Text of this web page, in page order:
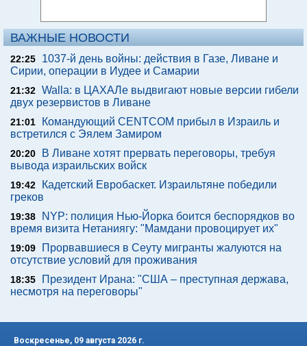
ВАЖНЫЕ НОВОСТИ
22:25
1037-й день войны: действия в Газе, Ливане и
Сирии, операции в Иудее и Самарии
21:32 Walla: в ЦАХАЛе выдвигают новые версии гибели
двух резервистов в Ливане
21:01
Командующий CENTCOM прибыл в Израиль и
встретился с Эялем Замиром
20:20
В Ливане хотят прервать переговоры, требуя
вывода израильских войск
19:42
Кадетский Евробаскет. Израильтяне победили
греков
19:38
NYP: полиция Нью-Йорка боится беспорядков во
время визита Нетаниягу: "Мамдани провоцирует их"
19:09
Прорвавшиеся в Сеуту мигранты жалуются на
отсутствие условий для проживания
18:35
Президент Ирана: "США – преступная держава,
несмотря на переговоры"
Воскресенье, 09 августа 2026 г.